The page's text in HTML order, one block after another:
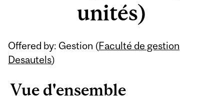
unités)
Offered by: Gestion (Faculté de gestion
Desautels)
Vue d'ensemble